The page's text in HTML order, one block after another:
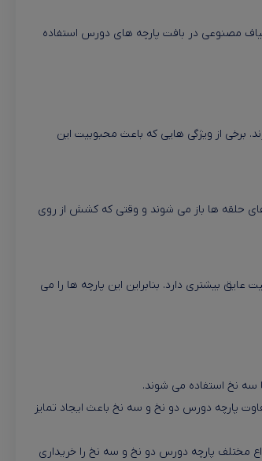
مصنوعی در بافت پارچه های دورس استفاده
برخی از ویژگی هایی که باعث محبوبیت این
های حلقه ها باز می شوند و وقتی که کشش از روی
بیشتری دارد. بنابراین این پارچه ها را می
سه نخ استفاده می شوند.
پارچه دورس دو نخ و سه نخ باعث ایجاد تمایز
مختلف پارچه دورس دو نخ و سه نخ را خریداری